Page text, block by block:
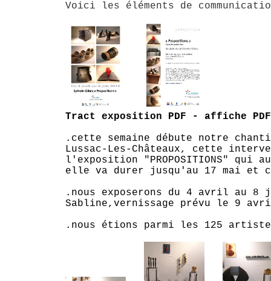
Voici les éléments de
Tract exposition PDF - affiche PDF
.cette semaine débute notre
Lussac-Les-Châteaux, cette
l'exposition "PROPOSITIONS"
elle va durer jusqu'au 17 mai et
.nous exposerons du 4 avril au 8
Sabline,vernissage prévu le 9
.nous étions parmi les 125